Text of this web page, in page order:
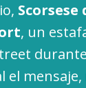
, un